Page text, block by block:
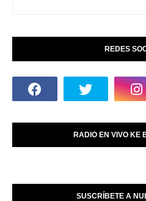
REDES
RADIO EN VIVO KE
SUSCRÍBETE A